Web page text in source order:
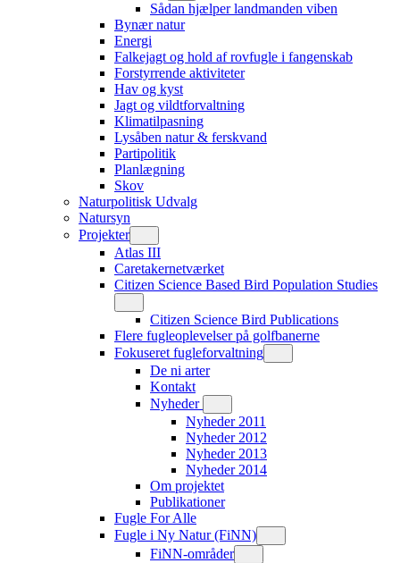
Sådan hjælper landmanden viben
Bynær natur
Energi
Falkejagt og hold af rovfugle i fangenskab
Forstyrrende aktiviteter
Hav og kyst
Jagt og vildtforvaltning
Klimatilpasning
Lysåben natur & ferskvand
Partipolitik
Planlægning
Skov
Naturpolitisk Udvalg
Natursyn
Projekter
Atlas III
Caretakernetværket
Citizen Science Based Bird Population Studies
Citizen Science Bird Publications
Flere fugleoplevelser på golfbanerne
Fokuseret fugleforvaltning
De ni arter
Kontakt
Nyheder
Nyheder 2011
Nyheder 2012
Nyheder 2013
Nyheder 2014
Om projektet
Publikationer
Fugle For Alle
Fugle i Ny Natur (FiNN)
FiNN-områder